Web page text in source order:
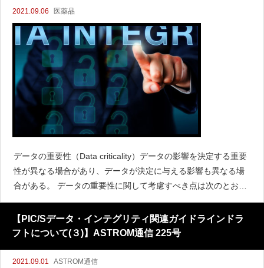
2021.09.06 医薬品
データの重要性（Data criticality）データの影響を決定する重要
性が異なる場合があり、データが決定に与える影響も異なる場
合がある。 データの重要性に関して考慮すべき点は次のとおり
である。データはどの決定に影響するか？例：倉庫の清掃記録
に比べて、出荷判定（出荷承認）は重
【PIC/Sデータ・インテグリティ関連ガイドラインドラ
フトについて(３)】ASTROM通信 225号
2021.09.01 ASTROM通信